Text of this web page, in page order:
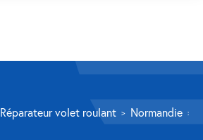
Réparateur volet roulant Normandie